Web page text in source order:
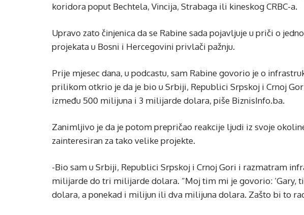
koridora poput Bechtela, Vincija, Strabaga ili kineskog CRBC-a.
Upravo zato činjenica da se Rabine sada pojavljuje u priči o
projekata u Bosni i Hercegovini privlači pažnju.
Prije mjesec dana, u podcastu, sam Rabine govorio je o
prilikom otkrio je da je bio u Srbiji, Republici Srpskoj i Crnoj
između 500 milijuna i 3 milijarde dolara, piše BiznisInfo.ba.
Zanimljivo je da je potom prepričao reakcije ljudi iz svoje
zainteresiran za tako velike projekte.
-Bio sam u Srbiji, Republici Srpskoj i Crnoj Gori i razmatram
milijarde do tri milijarde dolara. “Moj tim mi je govorio: ‘Gary,
dolara, a ponekad i milijun ili dva milijuna dolara. Zašto bi to